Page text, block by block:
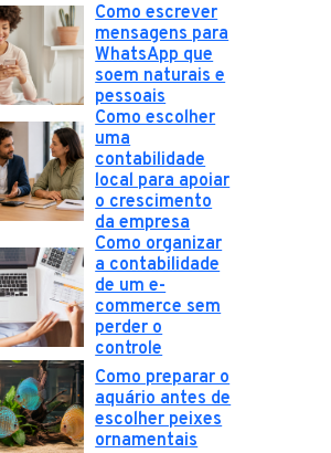
Como escrever
mensagens para
WhatsApp que
soem naturais e
pessoais
Como escolher
uma
contabilidade
local para apoiar
o crescimento
da empresa
Como organizar
a contabilidade
de um e-
commerce sem
perder o
controle
Como preparar o
aquário antes de
escolher peixes
ornamentais